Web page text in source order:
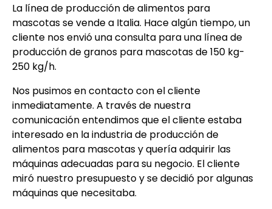
La línea de producción de alimentos para
mascotas se vende a Italia. Hace algún tiempo, un
cliente nos envió una consulta para una línea de
producción de granos para mascotas de 150 kg-
250 kg/h.
Nos pusimos en contacto con el cliente
inmediatamente. A través de nuestra
comunicación entendimos que el cliente estaba
interesado en la industria de producción de
alimentos para mascotas y quería adquirir las
máquinas adecuadas para su negocio. El cliente
miró nuestro presupuesto y se decidió por algunas
máquinas que necesitaba.